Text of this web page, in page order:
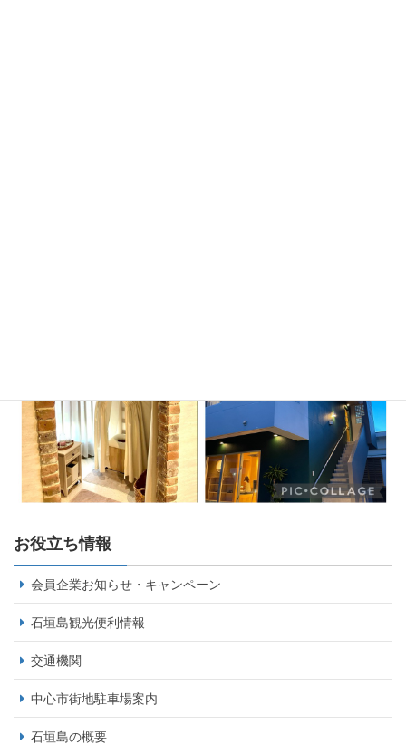
お役立ち情報
会員企業お知らせ・キャンペーン
石垣島観光便利情報
交通機関
中心市街地駐車場案内
石垣島の概要